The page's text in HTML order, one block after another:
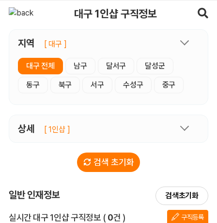
대구 1인샵 구직정보
지역 [ 대구 ]
대구 전체 남구 달서구 달성군
동구 북구 서구 수성구 중구
상세 [ 1인샵 ]
검색 초기화
일반 인재정보 검색초기화
실시간 대구 1인샵 구직정보 전체 목록
( 0건 ) 구직등록